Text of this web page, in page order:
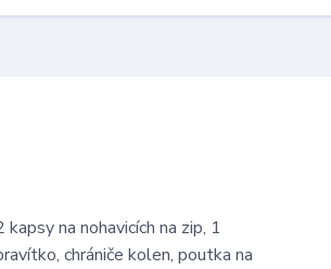
na nohavicích na zip, 1
chrániče kolen, poutka na